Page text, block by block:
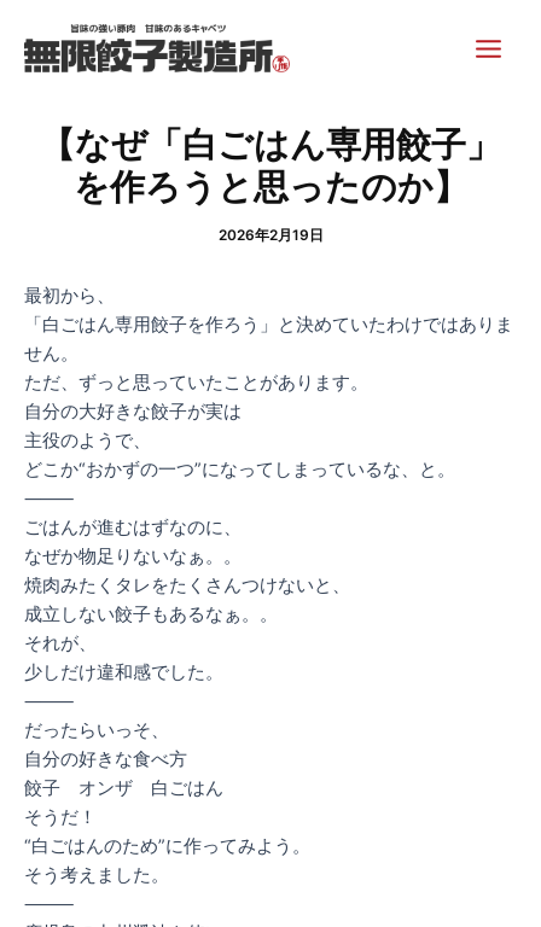
【なぜ「白ごはん専用餃子」
を作ろうと思ったのか】
2026年2月19日
最初から、
「白ごはん専用餃子を作ろう」と決めていたわけではありま
せん。
ただ、ずっと思っていたことがあります。
自分の大好きな餃子が実は
主役のようで、
どこか“おかずの一つ”になってしまっているな、と。
⸻
ごはんが進むはずなのに、
なぜか物足りないなぁ。。
焼肉みたくタレをたくさんつけないと、
成立しない餃子もあるなぁ。。
それが、
少しだけ違和感でした。
⸻
だったらいっそ、
自分の好きな食べ方
餃子 オンザ 白ごはん
そうだ！
“白ごはんのため”に作ってみよう。
そう考えました。
⸻
navigation